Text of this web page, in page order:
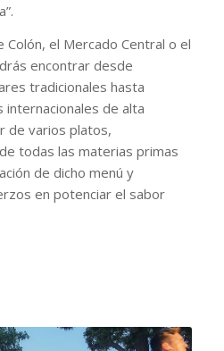
el Mercado Central o el
encontrar desde
tradicionales hasta
de alta
de varios platos,
todas las materias primas
de dicho menú y
en potenciar el sabor